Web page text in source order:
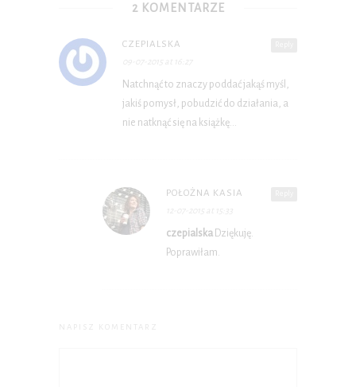
2 KOMENTARZE
CZEPIALSKA
Natchnąć to znaczy poddać jakąś myśl,
jakiś pomysł, pobudzić do działania, a
nie natknąć się na książkę…
POŁOŻNA KASIA
czepialska Dziękuję.
Poprawiłam.